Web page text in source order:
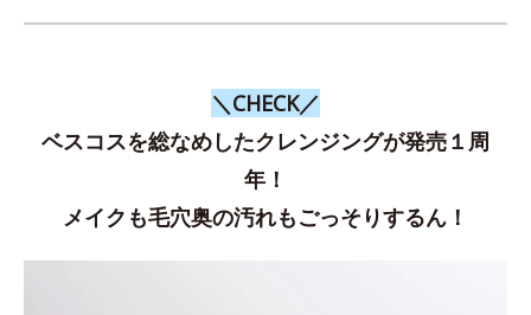
＼CHECK／
ベスコスを総なめしたクレンジングが発売１周
年！
メイクも毛穴奥の汚れもごっそりするん！